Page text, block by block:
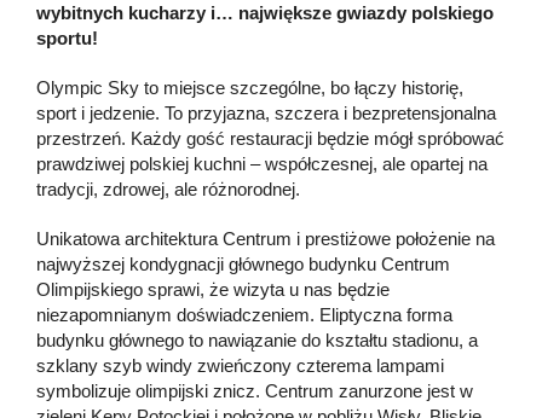
wybitnych kucharzy i… największe gwiazdy polskiego
sportu!
Olympic Sky to miejsce szczególne, bo łączy historię,
sport i jedzenie. To przyjazna, szczera i bezpretensjonalna
przestrzeń. Każdy gość restauracji będzie mógł spróbować
prawdziwej polskiej kuchni – współczesnej, ale opartej na
tradycji, zdrowej, ale różnorodnej.
Unikatowa architektura Centrum i prestiżowe położenie na
najwyższej kondygnacji głównego budynku Centrum
Olimpijskiego sprawi, że wizyta u nas będzie
niezapomnianym doświadczeniem. Eliptyczna forma
budynku głównego to nawiązanie do kształtu stadionu, a
szklany szyb windy zwieńczony czterema lampami
symbolizuje olimpijski znicz. Centrum zanurzone jest w